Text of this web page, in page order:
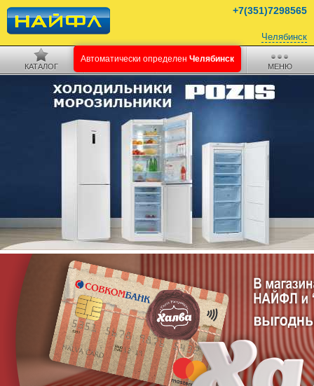
Челябинск
+7(351)7298565
КАТАЛОГ МЕНЮ